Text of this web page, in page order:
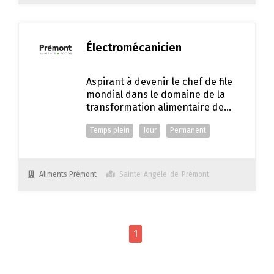
Électromécanicien
Aspirant à devenir le chef de file
mondial dans le domaine de la
transformation alimentaire de
Prémont s’établit comme la
sécuritaire, efficace, stimulant et
Temps plein Jour Permanent
Aliments Prémont Sainte-Angèle-de-Prémont
1